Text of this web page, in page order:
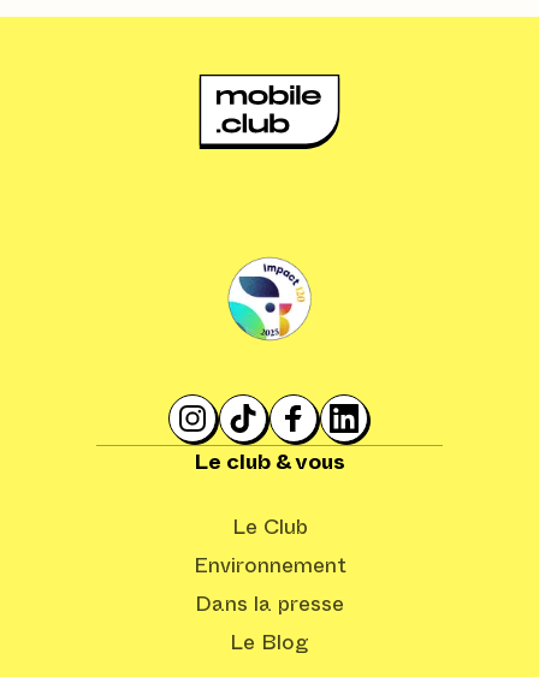
Le club & vous
Le Club
Environnement
Dans la presse
Le Blog